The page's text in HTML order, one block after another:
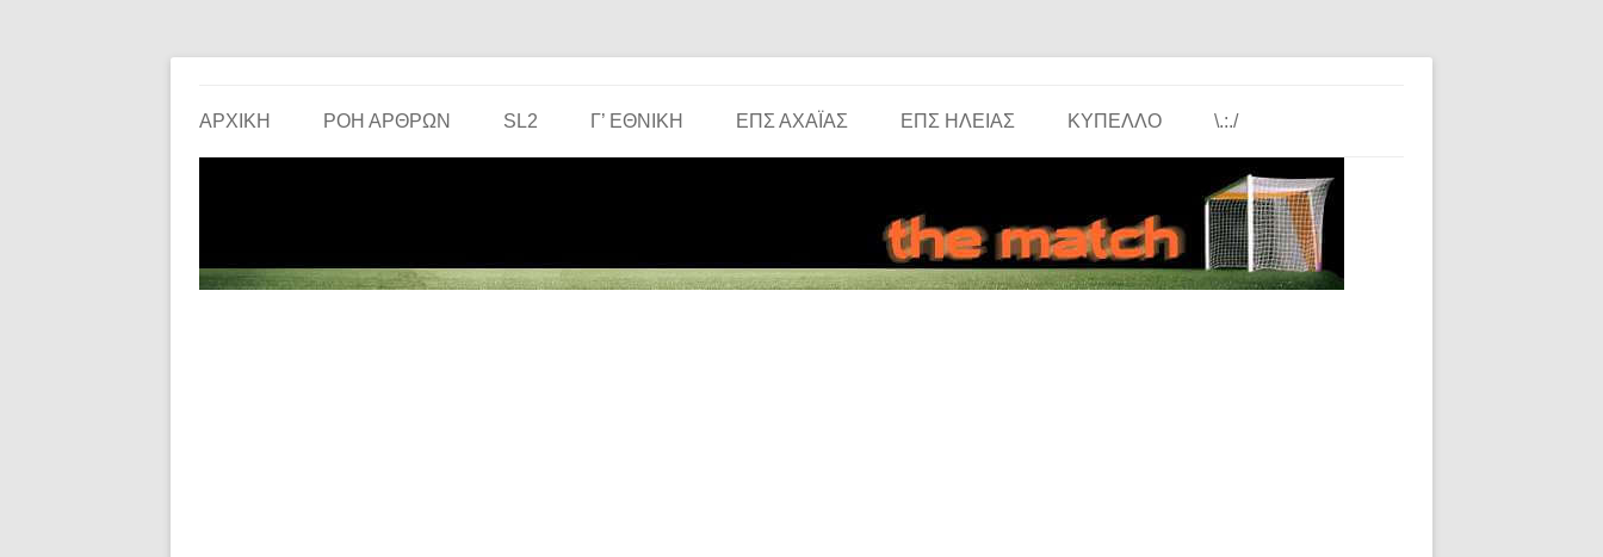
ΑΡΧΙΚΗ ΡΟΗ ΑΡΘΡΩΝ SL2 Γ’ ΕΘΝΙΚΉ ΕΠΣ ΑΧΑΪ́ΑΣ ΕΠΣ ΗΛΕΊΑΣ ΚΎΠΕΛΛΟ \.:./